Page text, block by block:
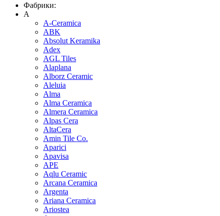
Фабрики:
A
A-Ceramica
ABK
Absolut Keramika
Adex
AGL Tiles
Alaplana
Alborz Ceramic
Aleluia
Alma
Alma Ceramica
Almera Ceramica
Alpas Cera
AltaCera
Amin Tile Co.
Aparici
Apavisa
APE
Aqlu Ceramic
Arcana Ceramica
Argenta
Ariana Ceramica
Ariostea